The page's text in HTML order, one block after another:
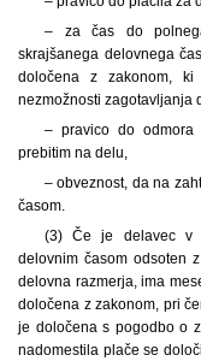
– za čas do
skrajšanega delovnega
določena z zakonom,
nezmožnosti zagotavljanja
– pravico do odmora
prebitim na delu,
– obveznost, da na
časom.
(3) Če je delavec v
delovnim časom odsoten
delovna razmerja, ima
določena z zakonom, pri
je določena s pogodbo o
nadomestila plače se